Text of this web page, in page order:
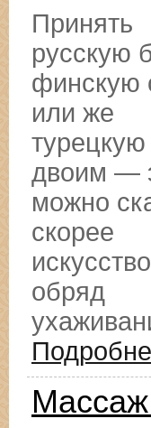
Принять
русскую
финскую
или же
двоим —
можно
скорее
обряд